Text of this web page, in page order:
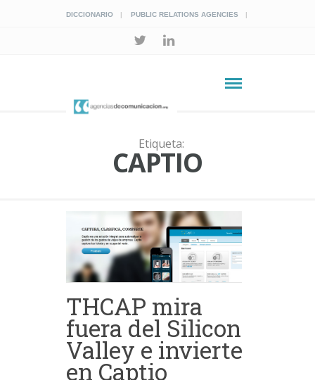
DICCIONARIO PUBLIC RELATIONS AGENCIES
Etiqueta:
CAPTIO
THCAP mira
fuera del Silicon
Valley e invierte
en Captio